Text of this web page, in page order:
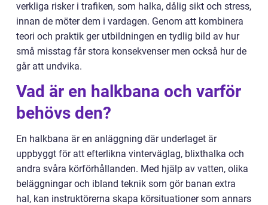
verkliga risker i trafiken, som halka, dålig sikt och stress,
innan de möter dem i vardagen. Genom att kombinera
teori och praktik ger utbildningen en tydlig bild av hur
små misstag får stora konsekvenser men också hur de
går att undvika.
Vad är en halkbana och varför
behövs den?
En halkbana är en anläggning där underlaget är
uppbyggt för att efterlikna vinterväglag, blixthalka och
andra svåra körförhållanden. Med hjälp av vatten, olika
beläggningar och ibland teknik som gör banan extra
hal, kan instruktörerna skapa körsituationer som annars